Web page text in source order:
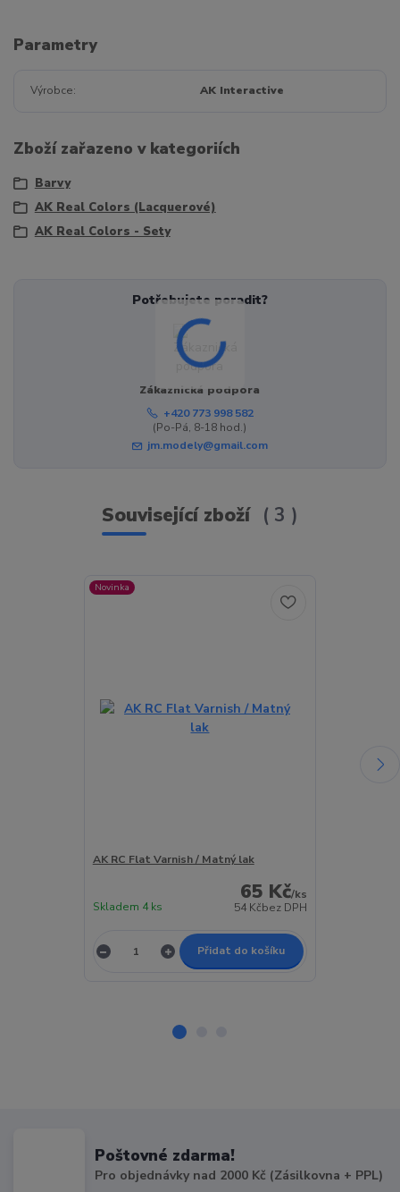
Parametry
Výrobce AK Interactive
Zboží zařazeno v kategoriích
Barvy
AK Real Colors (Lacquerové)
AK Real Colors - Sety
Potřebujete poradit?
Zákaznická podpora
+420 773 998 582
(Po-Pá, 8-18 hod.)
jm.modely@gmail.com
Související zboží 3
Novinka
AK RC Flat Varnish / Matný lak
65 Kč/ks
54 Kčbez DPH
Skladem 4 ks
Přidat do košíku
Poštovné zdarma!
Pro objednávky nad 2000 Kč (Zásilkovna + PPL)